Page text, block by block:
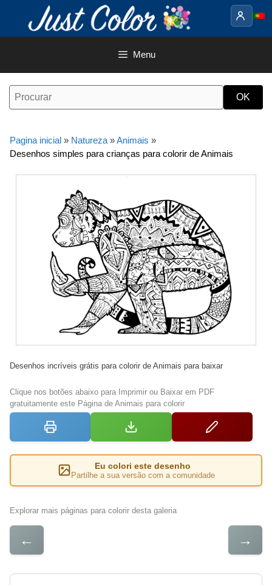
o
Menu
Pagina inicial » Natureza »Animais »
Desenhos simples para crianças para colorir de Animais
Desenhos incríveis grátis para colorir de Animais para baixar
Clique nos botões abaixo para Imprimir ou Baixar em PDF
gratuitamente este Página de Animais para colorir
Eu colori este desenho
Partilhe a sua versão com a comunidade
Explorar mais páginas para colorir desta galeria
← →